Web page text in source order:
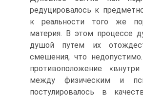
редуцировалось к
к реальности того же
материя. В этом процессе
душой путем их
смешения, что
противоположение
между физическим и
постулировалось в